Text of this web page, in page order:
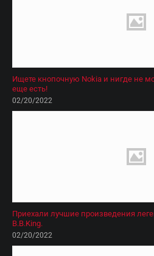
Ищете кнопочную Nokia и нигде не
еще есть!
02/20/2022
Приехали лучшие произведения
B.B.King.
02/20/2022